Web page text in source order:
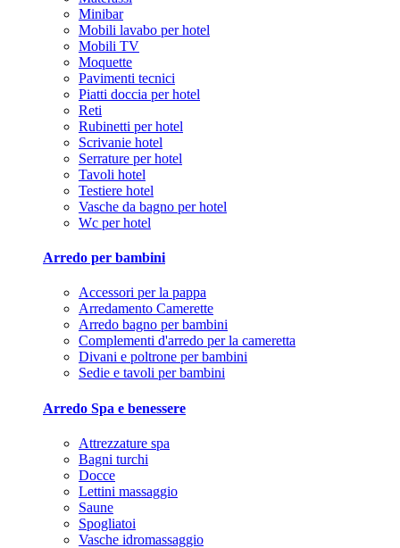
Minibar
Mobili lavabo per hotel
Mobili TV
Moquette
Pavimenti tecnici
Piatti doccia per hotel
Reti
Rubinetti per hotel
Scrivanie hotel
Serrature per hotel
Tavoli hotel
Testiere hotel
Vasche da bagno per hotel
Wc per hotel
Arredo per bambini
Accessori per la pappa
Arredamento Camerette
Arredo bagno per bambini
Complementi d'arredo per la cameretta
Divani e poltrone per bambini
Sedie e tavoli per bambini
Arredo Spa e benessere
Attrezzature spa
Bagni turchi
Docce
Lettini massaggio
Saune
Spogliatoi
Vasche idromassaggio